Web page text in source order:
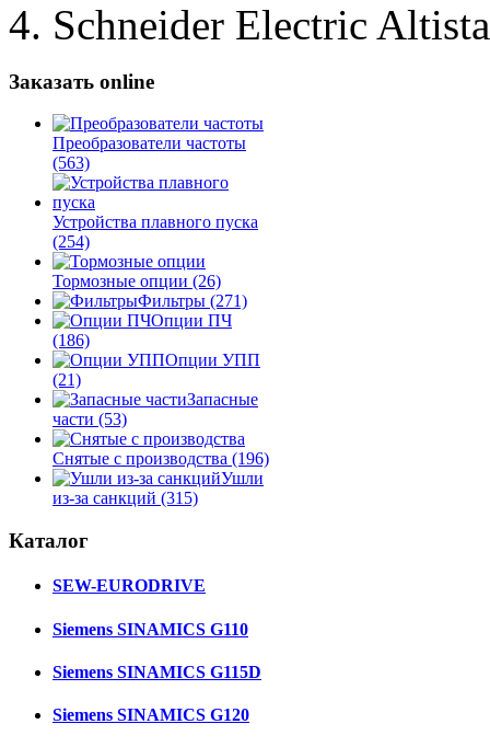
Schneider Electric
Заказать online
Преобразователи частоты
(563)
Устройства плавного пуска
(254)
Тормозные опции (26)
Фильтры (271)
Опции ПЧ
(186)
Опции УПП
(21)
Запасные
части (53)
Снятые с производства (196)
Ушли
из-за санкций (315)
Каталог
SEW-EURODRIVE
Siemens SINAMICS G110
Siemens SINAMICS G115D
Siemens SINAMICS G120